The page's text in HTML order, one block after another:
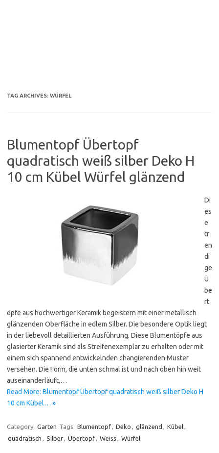
TAG ARCHIVES: WÜRFEL
Blumentopf Übertopf
quadratisch weiß silber Deko H
10 cm Kübel Würfel glänzend
Di
es
e
tr
en
di
ge
Ü
be
rt
öpfe aus hochwertiger Keramik begeistern mit einer metallisch
glänzenden Oberfläche in edlem Silber. Die besondere Optik liegt
in der liebevoll detaillierten Ausführung. Diese Blumentöpfe aus
glasierter Keramik sind als Streifenexemplar zu erhalten oder mit
einem sich spannend entwickelnden changierenden Muster
versehen. Die Form, die unten schmal ist und nach oben hin weit
auseinanderläuft,…
Read More: Blumentopf Übertopf quadratisch weiß silber Deko H
10 cm Kübel… »
Category: Garten Tags: Blumentopf, Deko , glänzend , Kübel,
quadratisch , Silber, Übertopf, Weiss , Würfel